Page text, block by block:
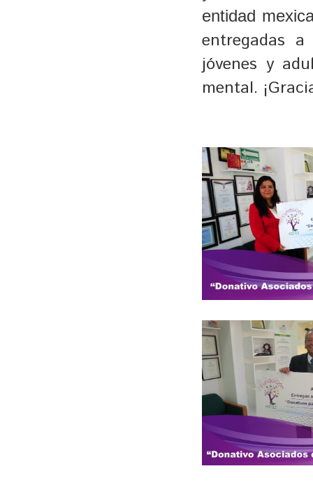
entidad
entregadas
jóvenes y
mental.